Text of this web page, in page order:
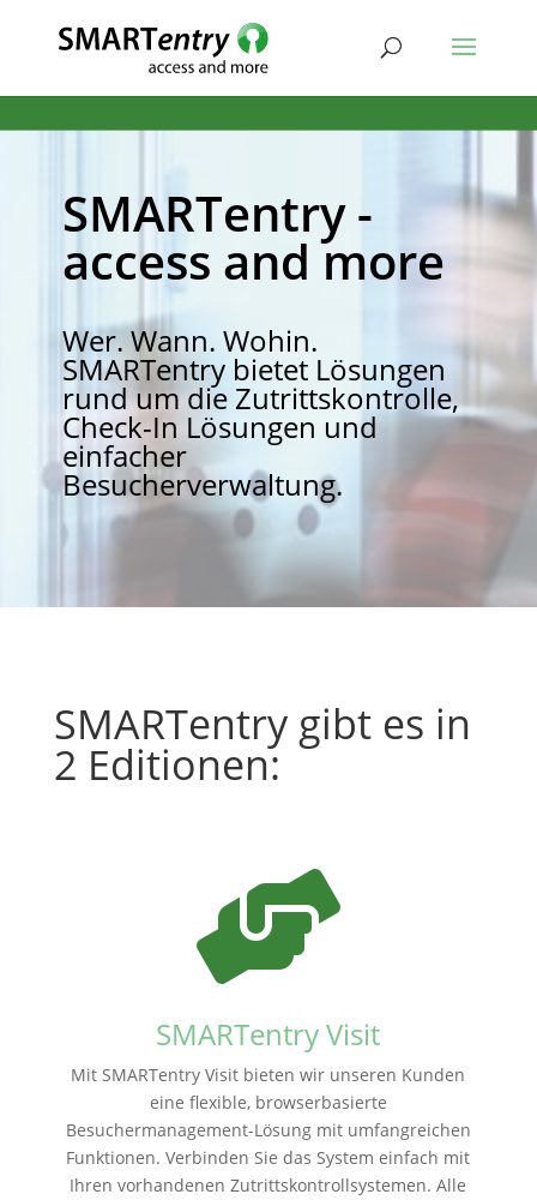
SMARTentry -
access and more
Wer. Wann. Wohin.
SMARTentry bietet Lösungen
rund um die Zutrittskontrolle,
Check-In Lösungen und
einfacher
Besucherverwaltung.
SMARTentry gibt es in
2 Editionen:

SMARTentry Visit
Mit SMARTentry Visit bieten wir unseren Kunden
eine flexible, browserbasierte
Besuchermanagement-Lösung mit umfangreichen
Funktionen. Verbinden Sie das System einfach mit
Ihren vorhandenen Zutrittskontrollsystemen. Alle